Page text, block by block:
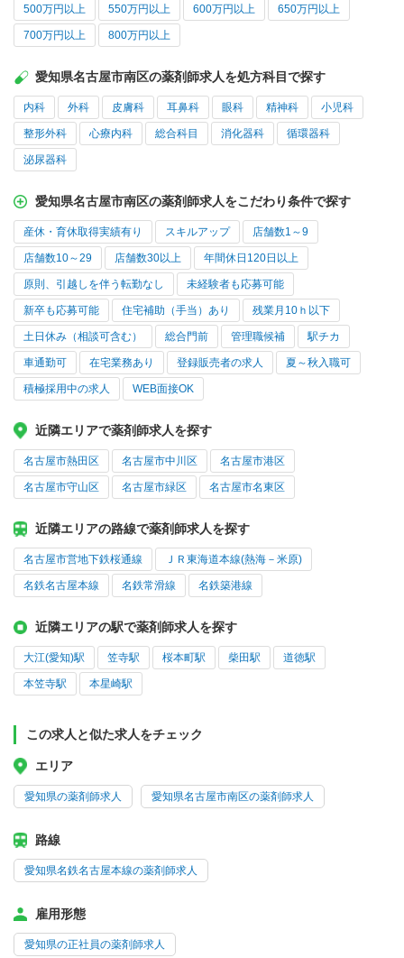
500万円以上 550万円以上 600万円以上 650万円以上
700万円以上 800万円以上
愛知県名古屋市南区の薬剤師求人を処方科目で探す
内科 外科 皮膚科 耳鼻科 眼科 精神科 小児科
整形外科 心療内科 総合科目 消化器科 循環器科
泌尿器科
愛知県名古屋市南区の薬剤師求人をこだわり条件で探す
産休・育休取得実績有り スキルアップ 店舗数1～9
店舗数10～29 店舗数30以上 年間休日120日以上
原則、引越しを伴う転勤なし 未経験者も応募可能
新卒も応募可能 住宅補助（手当）あり 残業月10ｈ以下
土日休み（相談可含む） 総合門前 管理職候補 駅チカ
車通勤可 在宅業務あり 登録販売者の求人 夏～秋入職可
積極採用中の求人 WEB面接OK
近隣エリアで薬剤師求人を探す
名古屋市熱田区 名古屋市中川区 名古屋市港区
名古屋市守山区 名古屋市緑区 名古屋市名東区
近隣エリアの路線で薬剤師求人を探す
名古屋市営地下鉄桜通線 ＪＲ東海道本線(熱海－米原)
名鉄名古屋本線 名鉄常滑線 名鉄築港線
近隣エリアの駅で薬剤師求人を探す
大江(愛知)駅 笠寺駅 桜本町駅 柴田駅 道徳駅
本笠寺駅 本星崎駅
この求人と似た求人をチェック
エリア
愛知県の薬剤師求人 愛知県名古屋市南区の薬剤師求人
路線
愛知県名鉄名古屋本線の薬剤師求人
雇用形態
愛知県の正社員の薬剤師求人